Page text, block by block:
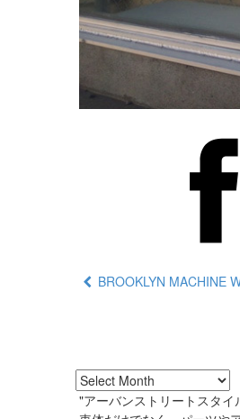
BROOKLYN MACHINE
"アーバンストリートスタイ